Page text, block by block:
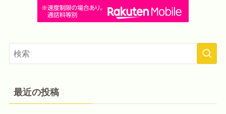
最近の投稿